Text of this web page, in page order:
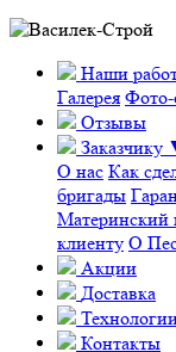
Наши
Галерея Фото-
Отзывы
Заказчику
О нас Как
бригады
Материнский
клиенту О
Акции
Доставка
Контакты